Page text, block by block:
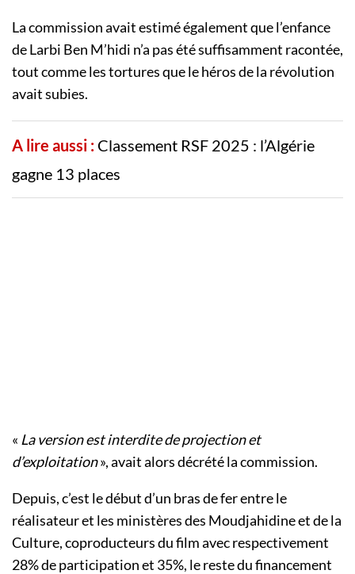
La commission avait estimé également que l’enfance
de Larbi Ben M’hidi n’a pas été suffisamment racontée,
tout comme les tortures que le héros de la révolution
avait subies.
A lire aussi : Classement RSF 2025 : l’Algérie
gagne 13 places
« La version est interdite de projection et
d’exploitation», avait alors décrété la commission.
Depuis, c’est le début d’un bras de fer entre le
réalisateur et les ministères des Moudjahidine et de la
Culture, coproducteurs du film avec respectivement
28% de participation et 35%, le reste du financement